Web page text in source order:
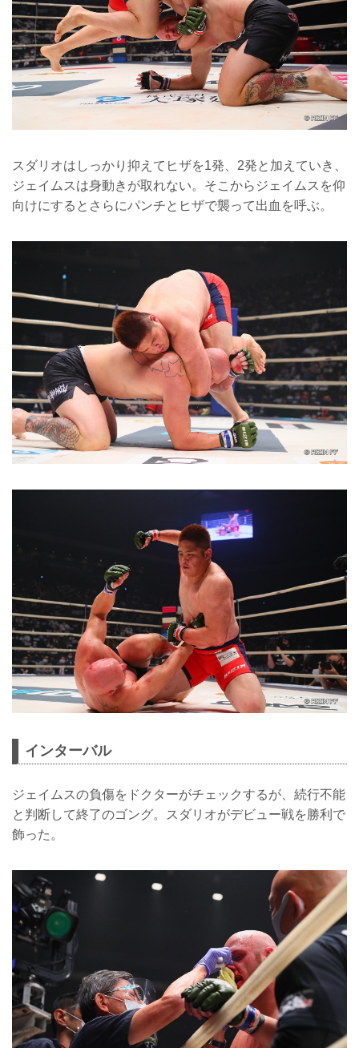
スダリオはしっかり抑えてヒザを1発、2発と加えていき、
ジェイムスは身動きが取れない。そこからジェイムスを仰
向けにするとさらにパンチとヒザで襲って出血を呼ぶ。
インターバル
ジェイムスの負傷をドクターがチェックするが、続行不能
と判断して終了のゴング。スダリオがデビュー戦を勝利で
飾った。